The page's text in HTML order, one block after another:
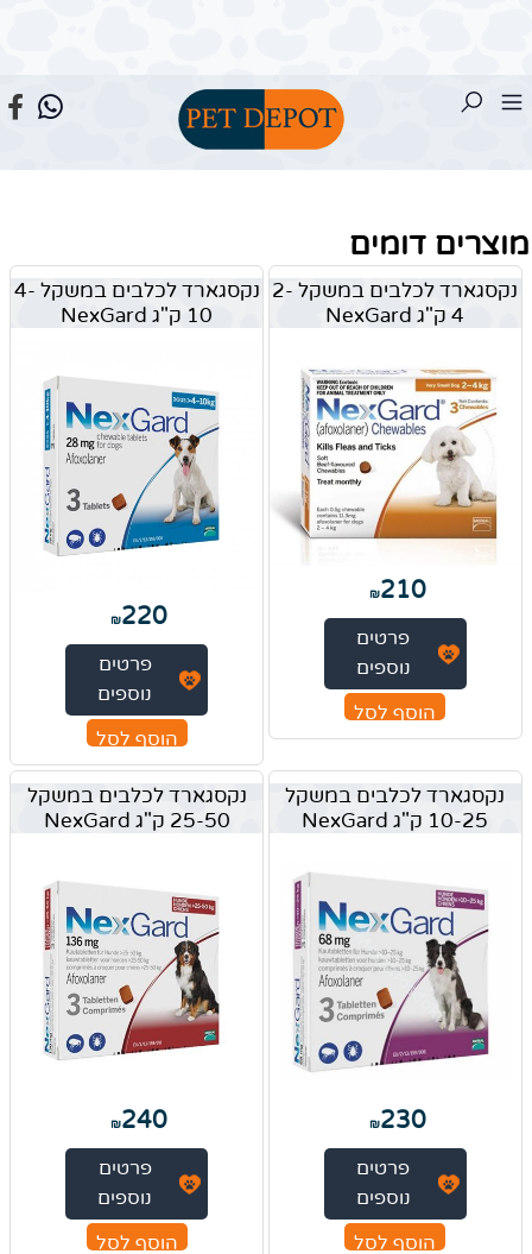
מוצרים דומים
נקסגארד לכלבים במשקל 2-
4 ק"ג NexGard
₪210
פרטים
נוספים
הוסף לסל
נקסגארד לכלבים במשקל 4-
10 ק"ג NexGard
₪220
פרטים
נוספים
הוסף לסל
נקסגארד לכלבים במשקל
10-25 ק"ג NexGard
₪230
פרטים
נוספים
הוסף לסל
נקסגארד לכלבים במשקל
25-50 ק"ג NexGard
₪240
פרטים
נוספים
הוסף לסל